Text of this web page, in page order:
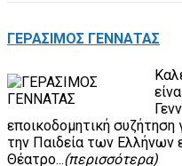
ΓΕΡΑΣΙΜΟΣ ΓΕΝΝΑΤΑΣ
εποικοδομητική συζήτηση
την Παιδεία των Ελλήνων
Θέατρο...(περισσότερα)